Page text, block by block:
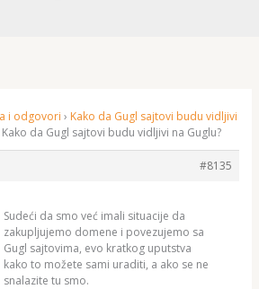
i odgovori › Kako da Gugl sajtovi budu vidljivi
da Gugl sajtovi budu vidljivi na Guglu?
#8135
Sudeći da smo već imali situacije da
zakupljujemo domene i povezujemo sa
Gugl sajtovima, evo kratkog uputstva
kako to možete sami uraditi, a ako se ne
snalazite tu smo.